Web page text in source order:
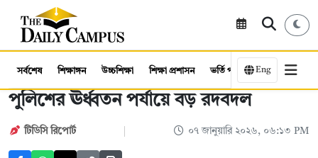
সর্বশেষ শিক্ষাঙ্গন উচ্চশিক্ষা শিক্ষা প্রশাসন ভর্তি পরীক্ষা কর্মসংস্থান
Eng
পুলিশের ঊর্ধ্বতন পর্যায়ে বড় রদবদল
টিডিসি রিপোর্ট ০৭ জানুয়ারি ২০২৬, ০৬:১৩ PM